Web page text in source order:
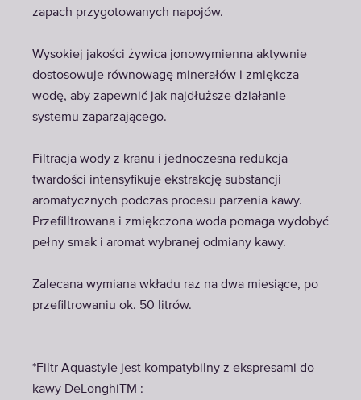
zapach przygotowanych napojów.
Wysokiej jakości żywica jonowymienna aktywnie
dostosowuje równowagę minerałów i zmiękcza
wodę, aby zapewnić jak najdłuższe działanie
systemu zaparzającego.
Filtracja wody z kranu i jednoczesna redukcja
twardości intensyfikuje ekstrakcję substancji
aromatycznych podczas procesu parzenia kawy.
Przefilltrowana i zmiękczona woda pomaga wydobyć
pełny smak i aromat wybranej odmiany kawy.
Zalecana wymiana wkładu raz na dwa miesiące, po
przefiltrowaniu ok. 50 litrów.
*Filtr Aquastyle jest kompatybilny z ekspresami do
kawy DeLonghiTM :